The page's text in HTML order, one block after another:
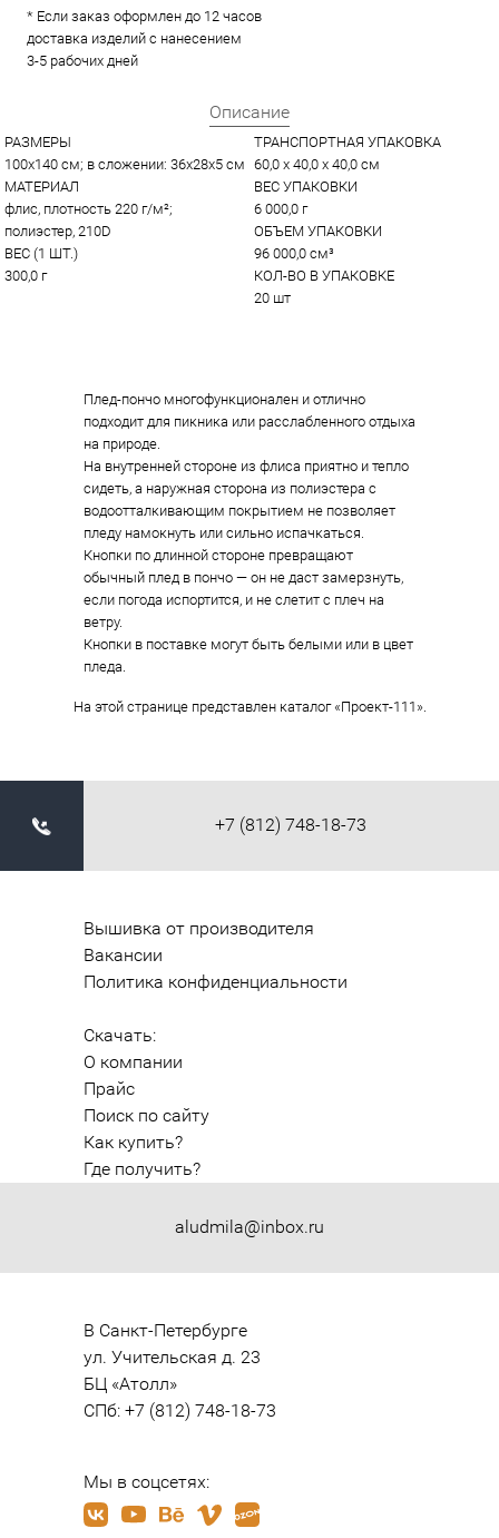
* Если заказ оформлен до 12 часов
доставка изделий с нанесением
3-5 рабочих дней
Описание
РАЗМЕРЫ
100х140 см; в сложении: 36х28х5 см
МАТЕРИАЛ
флис, плотность 220 г/м²;
полиэстер, 210D
ВЕС (1 ШТ.)
300,0 г
ТРАНСПОРТНАЯ УПАКОВКА
60,0 x 40,0 x 40,0 см
ВЕС УПАКОВКИ
6 000,0 г
ОБЪЕМ УПАКОВКИ
96 000,0 см³
КОЛ-ВО В УПАКОВКЕ
20 шт
Плед-пончо многофункционален и отлично
подходит для пикника или расслабленного отдыха
на природе.
На внутренней стороне из флиса приятно и тепло
сидеть, а наружная сторона из полиэстера с
водоотталкивающим покрытием не позволяет
пледу намокнуть или сильно испачкаться.
Кнопки по длинной стороне превращают
обычный плед в пончо — он не даст замерзнуть,
если погода испортится, и не слетит с плеч на
ветру.
Кнопки в поставке могут быть белыми или в цвет
пледа.
На этой странице представлен каталог «Проект-111».
+7 (812) 748-18-73
aludmila@inbox.ru
Вышивка от производителя
Вакансии
Политика конфиденциальности
Скачать:
О компании
Прайс
Поиск по сайту
Как купить?
Где получить?
В Санкт-Петербурге
ул. Учительская д. 23
БЦ «Атолл»
СПб: +7 (812) 748-18-73
Мы в соцсетях: